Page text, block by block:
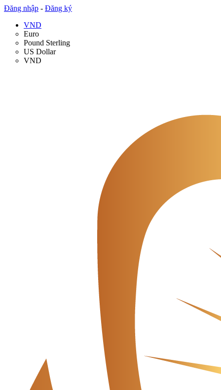
Đăng nhập - Đăng ký
VND
Euro
Pound Sterling
US Dollar
VND